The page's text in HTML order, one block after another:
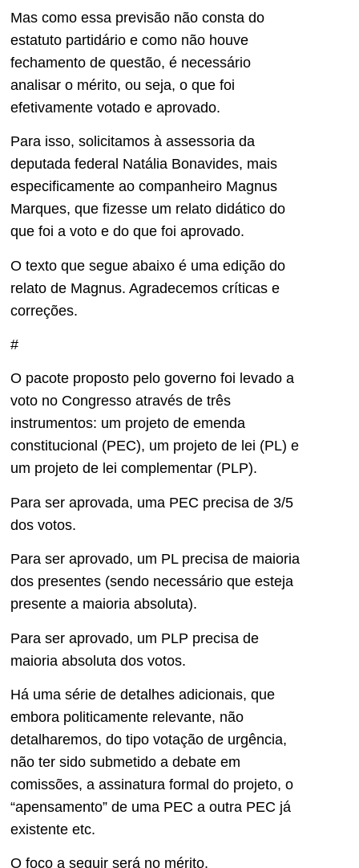
Mas como essa previsão não consta do
estatuto partidário e como não houve
fechamento de questão, é necessário
analisar o mérito, ou seja, o que foi
efetivamente votado e aprovado.
Para isso, solicitamos à assessoria da
deputada federal Natália Bonavides, mais
especificamente ao companheiro Magnus
Marques, que fizesse um relato didático do
que foi a voto e do que foi aprovado.
O texto que segue abaixo é uma edição do
relato de Magnus. Agradecemos críticas e
correções.
#
O pacote proposto pelo governo foi levado a
voto no Congresso através de três
instrumentos: um projeto de emenda
constitucional (PEC), um projeto de lei (PL) e
um projeto de lei complementar (PLP).
Para ser aprovada, uma PEC precisa de 3/5
dos votos.
Para ser aprovado, um PL precisa de maioria
dos presentes (sendo necessário que esteja
presente a maioria absoluta).
Para ser aprovado, um PLP precisa de
maioria absoluta dos votos.
Há uma série de detalhes adicionais, que
embora politicamente relevante, não
detalharemos, do tipo votação de urgência,
não ter sido submetido a debate em
comissões, a assinatura formal do projeto, o
“apensamento” de uma PEC a outra PEC já
existente etc.
O foco a seguir será no mérito.